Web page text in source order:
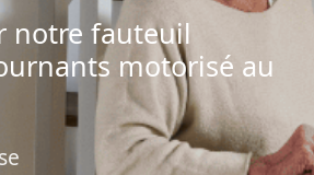
notre fauteuil
motorisé au